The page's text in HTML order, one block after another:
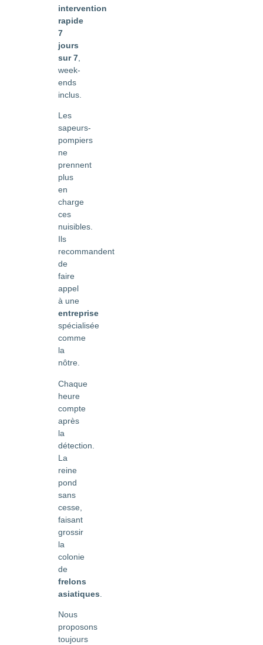
intervention
rapide
7
jours
sur 7
week-
ends
inclus.
Les
sapeurs-
pompiers
ne
prennent
plus
en
charge
ces
nuisibles.
Ils
recommandent
de
faire
appel
à une
entreprise
spécialisée
comme
la
nôtre.
Chaque
heure
compte
après
la
détection.
La
reine
pond
sans
cesse,
faisant
grossir
la
colonie
de
frelons
asiatiques
Nous
proposons
toujours